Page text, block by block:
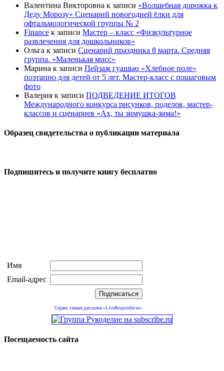
Валентина Викторовна к записи «Волшебная дорожка к
Деду Морозу» Сценарий новогодней ёлки для
офтальмологической группы № 2
Finance к записи Мастер – класс «Физкультурное
развлечения для дошкольников»
Ольга к записи Сценарий праздника 8 марта. Средняя
группа. «Маленькая мисс»
Марина к записи Пейзаж гуашью «Хлебное поле»
поэтапно для детей от 5 лет. Мастер-класс с пошаговым
фото
Валерия к записи ПОДВЕДЕНИЕ ИТОГОВ
Международного конкурса рисунков, поделок, мастер-
классов и сценариев «Ах, ты зимушка-зима!»
Образец свидетельства о публикации материала
Подпишитесь и получите книгу бесплатно
Имя
Email-адрес
Сервис умных рассылок «LiveResponder.ru»
Посещаемость сайта